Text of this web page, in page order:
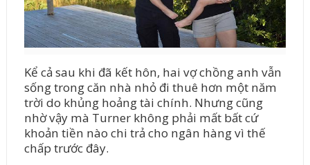
Kể cả sau khi đã kết hôn, hai vợ chồng anh vẫn
sống trong căn nhà nhỏ đi thuê hơn một năm
trời do khủng hoảng tài chính. Nhưng cũng
nhờ vậy mà Turner không phải mất bất cứ
khoản tiền nào chi trả cho ngân hàng vì thế
chấp trước đây.